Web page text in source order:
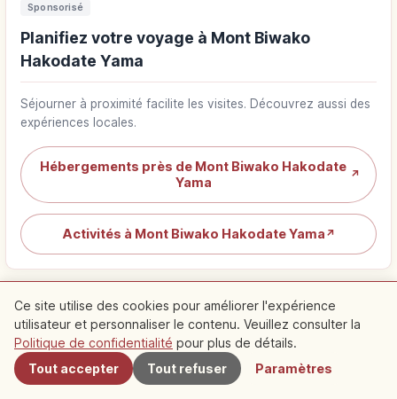
Sponsorisé
Planifiez votre voyage à Mont Biwako
Hakodate Yama
Séjourner à proximité facilite les visites. Découvrez aussi des
expériences locales.
Hébergements près de Mont Biwako Hakodate
Yama
↗
Activités à Mont Biwako Hakodate Yama ↗
Spots recommandés à
À proximité
Ce site utilise des cookies pour améliorer l'expérience
utilisateur et personnaliser le contenu. Veuillez consulter la
Politique de confidentialité pour plus de détails.
Tout accepter
Tout refuser Paramètres